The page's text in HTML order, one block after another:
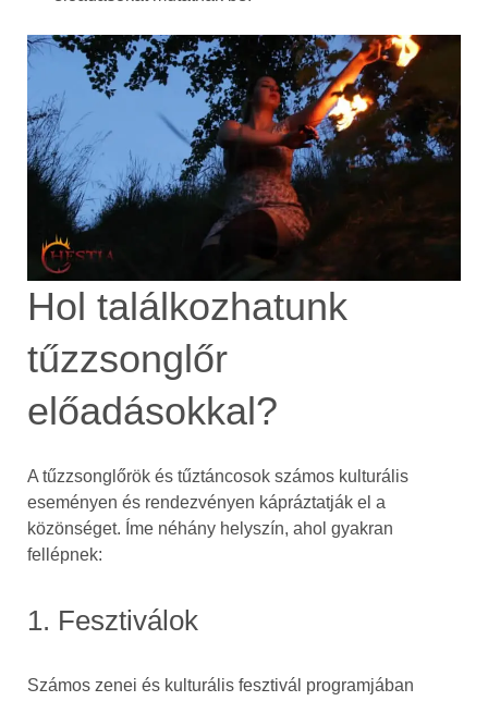
Hol találkozhatunk
tűzzsonglőr
előadásokkal?
A tűzzsonglőrök és tűztáncosok számos kulturális
eseményen és rendezvényen kápráztatják el a
közönséget. Íme néhány helyszín, ahol gyakran
fellépnek:
1. Fesztiválok
Számos zenei és kulturális fesztivál programjában